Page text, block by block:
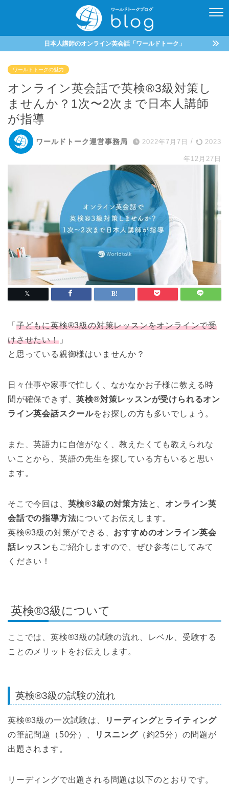
日本人講師のオンライン英会話「ワールドトーク」
ワールドトークの魅力
オンライン英会話で英検®3級対策し
ませんか？1次〜2次まで日本人講師
が指導
ワールドトーク運営事務局 2022年7月7日 / 2023
年12月27日
「 子どもに英検®3級の対策レッスンをオンラインで受
けさせたい！」
と思っている親御様はいませんか？
日々仕事や家事で忙しく、なかなかお子様に教える時
間が確保できず、英検®対策レッスンが受けられるオン
ライン英会話スクールをお探しの方も多いでしょう。
また、英語力に自信がなく、教えたくても教えられな
いことから、英語の先生を探している方もいると思い
ます。
そこで今回は、 英検®3級の対策方法と、 オンライン英
会話での指導方法についてお伝えします。
英検®3級の対策ができる、 おすすめのオンライン英会
話レッスン もご紹介しますので、ぜひ参考にしてみて
ください！
英検®3級について
ここでは、英検®3級の試験の流れ、レベル、受験する
ことのメリットをお伝えします。
英検®3級の試験の流れ
英検®3級の一次試験は、 リーディングと ライティング
の筆記問題（50分）、
リスニング（約25分）の問題が
出題されます。
リーディングで出題される問題は以下のとおりです。